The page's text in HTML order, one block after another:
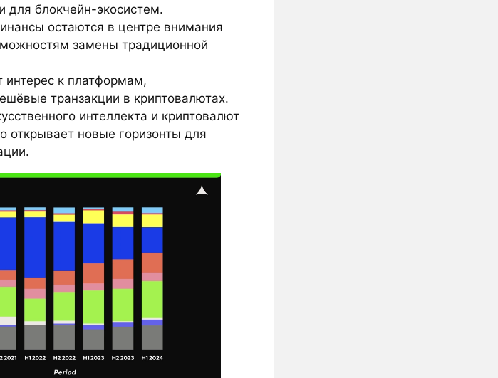
блокчейн-экосистем.
остаются в центре внимания
замены традиционной
интерес к платформам,
транзакции в криптовалютах.
интеллекта и криптовалют
открывает новые горизонты для